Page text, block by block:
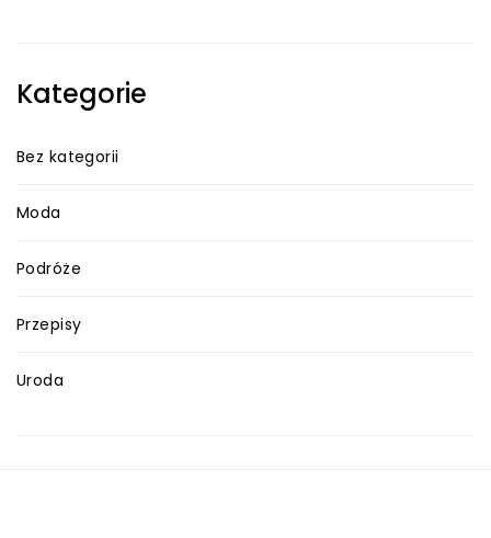
Kategorie
Bez kategorii
Moda
Podróże
Przepisy
Uroda